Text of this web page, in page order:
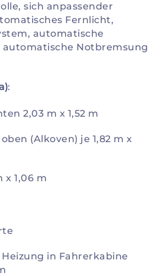
sich anpassender
Fernlicht,
automatische
Notbremsung
:
2,03 m x 1,52 m
(Alkoven) je 1,82 m x
x 1,06 m
in Fahrerkabine